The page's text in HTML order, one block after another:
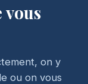
vous
on y
ou on vous